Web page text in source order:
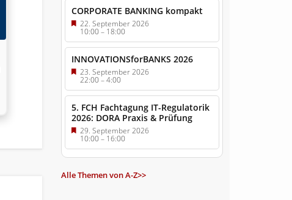
CORPORATE BANKING kompakt
22. September 2026
10:00– 18:00
INNOVATIONSforBANKS 2026
23. September 2026
22:00–4:00
5. FCH Fachtagung IT-Regulatorik
2026: DORA Praxis & Prüfung
29. September 2026
10:00– 16:00
Alle Themen von A-Z>>